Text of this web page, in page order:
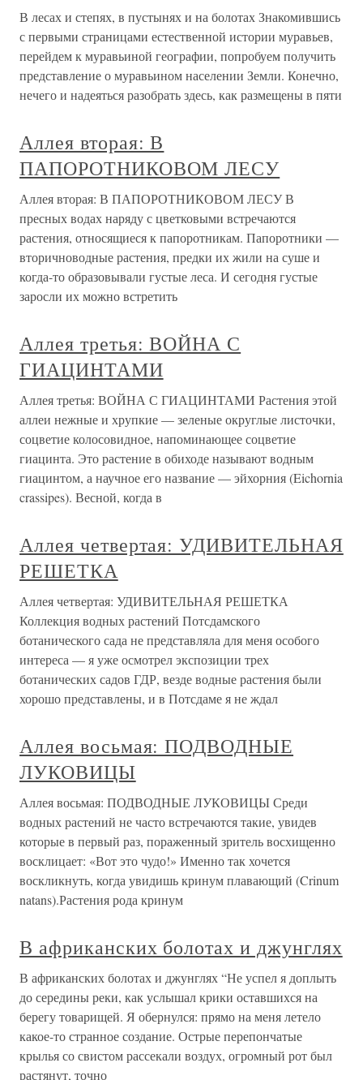
В лесах и степях, в пустынях и на болотах Знакомившись
с первыми страницами естественной истории муравьев,
перейдем к муравьиной географии, попробуем получить
представление о муравьином населении Земли. Конечно,
нечего и надеяться разобрать здесь, как размещены в пяти
Аллея вторая: В
ПАПОРОТНИКОВОМ ЛЕСУ
Аллея вторая: В ПАПОРОТНИКОВОМ ЛЕСУ В
пресных водах наряду с цветковыми встречаются
растения, относящиеся к папоротникам. Папоротники —
вторичноводные растения, предки их жили на суше и
когда-то образовывали густые леса. И сегодня густые
заросли их можно встретить
Аллея третья: ВОЙНА С
ГИАЦИНТАМИ
Аллея третья: ВОЙНА С ГИАЦИНТАМИ Растения этой
аллеи нежные и хрупкие — зеленые округлые листочки,
соцветие колосовидное, напоминающее соцветие
гиацинта. Это растение в обиходе называют водным
гиацинтом, а научное его название — эйхорния (Eichornia
crassipes). Весной, когда в
Аллея четвертая: УДИВИТЕЛЬНАЯ
РЕШЕТКА
Аллея четвертая: УДИВИТЕЛЬНАЯ РЕШЕТКА
Коллекция водных растений Потсдамского
ботанического сада не представляла для меня особого
интереса — я уже осмотрел экспозиции трех
ботанических садов ГДР, везде водные растения были
хорошо представлены, и в Потсдаме я не ждал
Аллея восьмая: ПОДВОДНЫЕ
ЛУКОВИЦЫ
Аллея восьмая: ПОДВОДНЫЕ ЛУКОВИЦЫ Среди
водных растений не часто встречаются такие, увидев
которые в первый раз, пораженный зритель восхищенно
восклицает: «Вот это чудо!» Именно так хочется
воскликнуть, когда увидишь кринум плавающий (Crinum
natans).Растения рода кринум
В африканских болотах и джунглях
В африканских болотах и джунглях “Не успел я доплыть
до середины реки, как услышал крики оставшихся на
берегу товарищей. Я обернулся: прямо на меня летело
какое-то странное создание. Острые перепончатые
крылья со свистом рассекали воздух, огромный рот был
растянут, точно